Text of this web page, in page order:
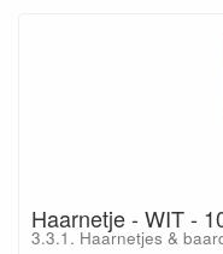
Haarnetje - WIT -
3.3.1. Haarnetjes &